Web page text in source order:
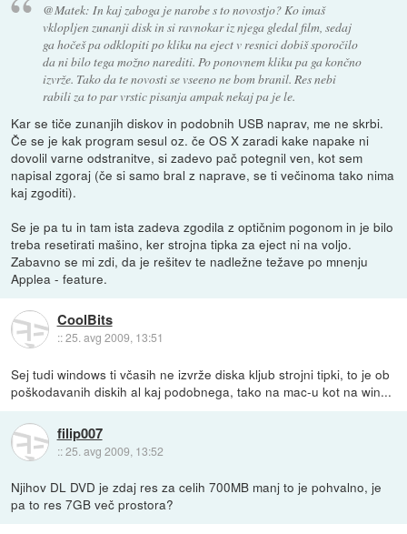
@Matek: In kaj zaboga je narobe s to novostjo? Ko imaš
vklopljen zunanji disk in si ravnokar iz njega gledal film, sedaj
ga hočeš pa odklopiti po kliku na eject v resnici dobiš sporočilo
da ni bilo tega možno narediti. Po ponovnem kliku pa ga končno
izvrže. Tako da te novosti se vseeno ne bom branil. Res nebi
rabili za to par vrstic pisanja ampak nekaj pa je le.
Kar se tiče zunanjih diskov in podobnih USB naprav, me ne skrbi.
Če se je kak program sesul oz. če OS X zaradi kake napake ni
dovolil varne odstranitve, si zadevo pač potegnil ven, kot sem
napisal zgoraj (če si samo bral z naprave, se ti večinoma tako nima
kaj zgoditi).
Se je pa tu in tam ista zadeva zgodila z optičnim pogonom in je bilo
treba resetirati mašino, ker strojna tipka za eject ni na voljo.
Zabavno se mi zdi, da je rešitev te nadležne težave po mnenju
Applea - feature.
CoolBits
::25. avg 2009, 13:51
Sej tudi windows ti včasih ne izvrže diska kljub strojni tipki, to je ob
poškodavanih diskih al kaj podobnega, tako na mac-u kot na win...
filip007
::25. avg 2009, 13:52
Njihov DL DVD je zdaj res za celih 700MB manj to je pohvalno, je
pa to res 7GB več prostora?